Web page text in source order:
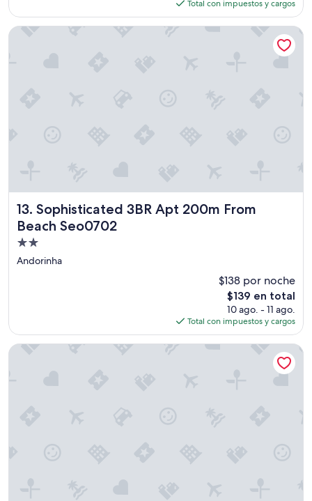
es
de
Total con impuestos y cargos
13. Sophisticated 3BR Apt 200m From
Beach Seo0702
Sophisticated 3BR Apt 200m From Beach Seo0702
Propiedad
de
Andorinha
$138 por noche
El
precio
actual
es
de
$139 en total
10 ago. - 11 ago.
Total con impuestos y cargos
Sophisticated 3BR Apt 200m From Beach Seo0702
Stay Steps From the sea in Meia Praia - VIM